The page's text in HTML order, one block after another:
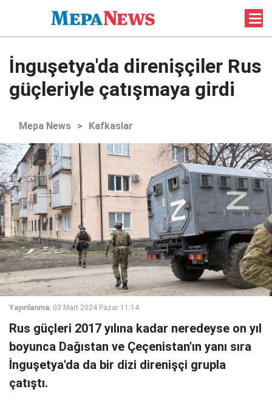
İnguşetya'da direnişçiler Rus
güçleriyle çatışmaya girdi
Mepa News > Kafkaslar
Yayınlanma: 03 Mart 2024 Pazar 11:14
Rus güçleri 2017 yılına kadar neredeyse on yıl
boyunca Dağıstan ve Çeçenistan'ın yanı sıra
İnguşetya'da da bir dizi direnişçi grupla
çatıştı.